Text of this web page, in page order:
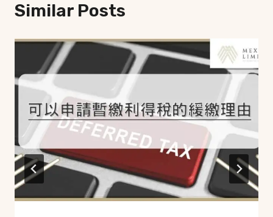
Similar Posts